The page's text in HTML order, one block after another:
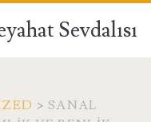
Sevdalısı
>SANAL